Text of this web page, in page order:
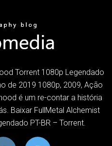
Torrent 1080p Legendado
de 2019 1080p, 2009, Ação
é um re-contar a história
Baixar FullMetal Alchemist
PT-BR – Torrent.